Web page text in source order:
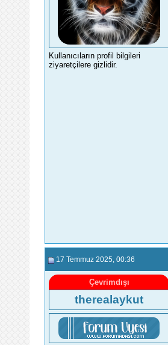
Kullanıcıların profil bilgileri
ziyaretçilere gizlidir.
17 Temmuz 2025 , 00:36
Çevrimdışı
therealaykut